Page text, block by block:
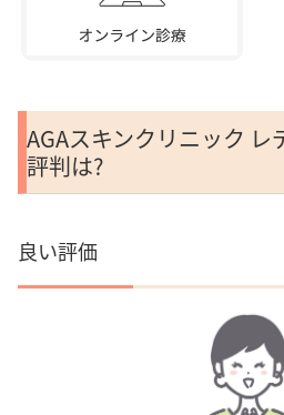
AGAスキンクリニック レ
評判は?
良い評価